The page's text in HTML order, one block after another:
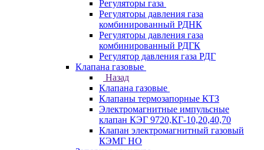
Регуляторы газа
Регуляторы давления газа
комбинированный РДНК
Регуляторы давления газа
комбинированный РДГК
Регулятор давления газа РДГ
Клапана газовые
Назад
Клапана газовые
Клапаны термозапорные КТЗ
Электромагнитные импульсные
клапан КЭГ 9720,КГ-10,20,40,70
Клапан электромагнитный газовый
КЭМГ НО